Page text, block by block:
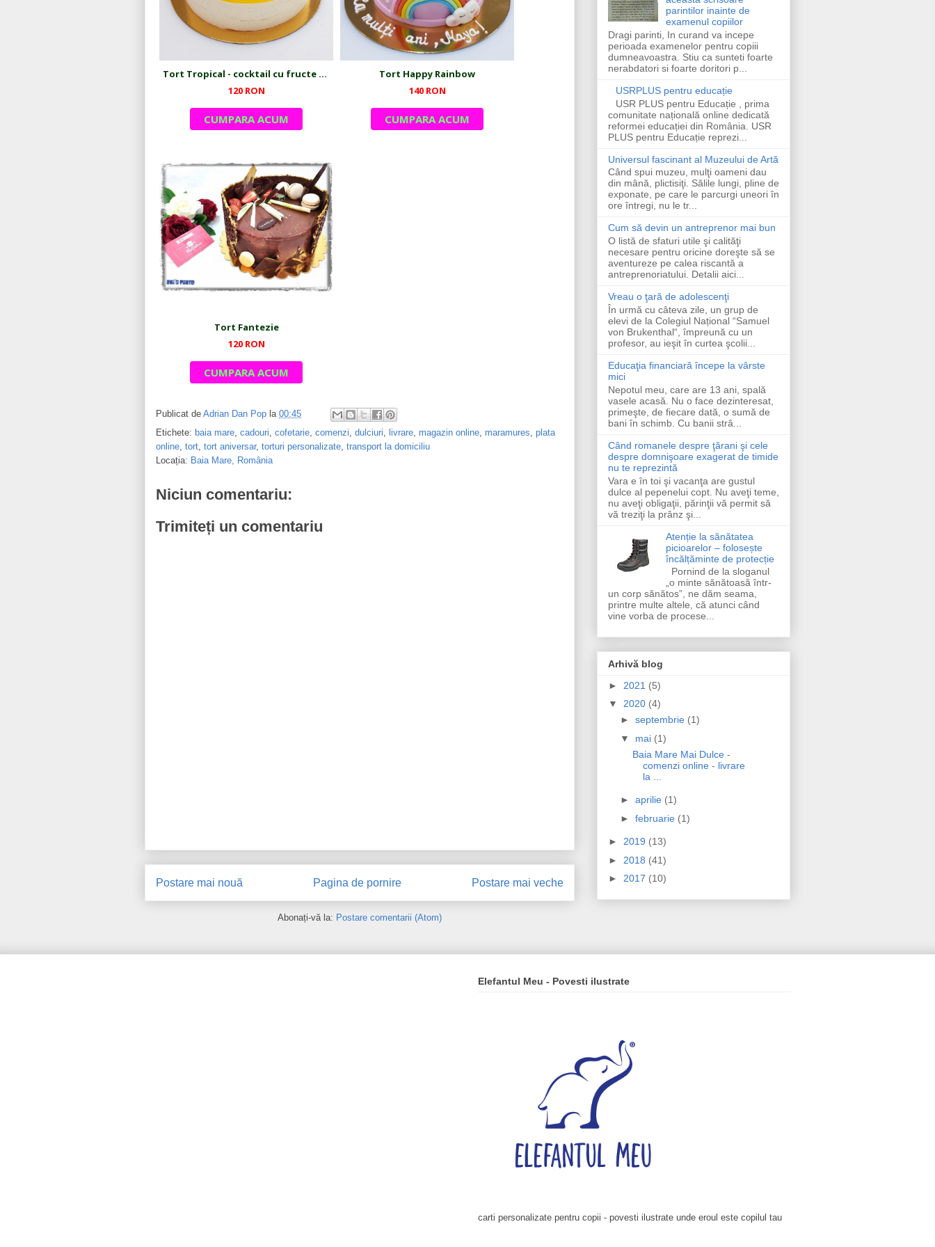
Tort Tropical - cocktail cu fructe exotice
120 RON
CUMPARA ACUM
Tort Happy Rainbow
140 RON
CUMPARA ACUM
Tort Fantezie
120 RON
CUMPARA ACUM
Publicat de Adrian Dan Pop la 00:45
Etichete: baia mare, cadouri, cofetarie, comenzi, dulciuri, livrare, magazin online, maramures, plata
online, tort, tort aniversar, torturi personalizate, transport la domiciliu
Locația: Baia Mare, România
Niciun comentariu:
Trimiteți un comentariu
Postare mai nouă Postare mai veche
Pagina de pornire
Abonați-vă la: Postare comentarii (Atom)
parintilor inainte de
examenul copiilor
Dragi parinti, In curand va incepe
perioada examenelor pentru copiii
dumneavoastra. Stiu ca sunteti foarte
nerabdatori si foarte doritori p...
USRPLUS pentru educație
USR PLUS pentru Educație , prima
comunitate națională online dedicată
reformei educației din România. USR
PLUS pentru Educație reprezi...
Universul fascinant al Muzeului de Artă
Când spui muzeu, mulţi oameni dau
din mână, plictisiţi. Sălile lungi, pline de
exponate, pe care le parcurgi uneori în
ore întregi, nu le tr...
Cum să devin un antreprenor mai bun
O listă de sfaturi utile şi calităţi
necesare pentru oricine doreşte să se
aventureze pe calea riscantă a
antreprenoriatului. Detalii aici...
Vreau o ţară de adolescenţi
În urmă cu câteva zile, un grup de
elevi de la Colegiul Național “Samuel
von Brukenthal“, împreună cu un
profesor, au ieşit în curtea şcolii...
Educaţia financiară începe la vârste
mici
Nepotul meu, care are 13 ani, spală
vasele acasă. Nu o face dezinteresat,
primeşte, de fiecare dată, o sumă de
bani în schimb. Cu banii strâ...
Când romanele despre ţărani şi cele
despre domnişoare exagerat de timide
nu te reprezintă
Vara e în toi şi vacanţa are gustul
dulce al pepenelui copt. Nu aveţi teme,
nu aveţi obligaţii, părinţii vă permit să
vă treziţi la prânz şi...
Atenție la sănătatea
picioarelor – folosește
încălțăminte de protecție
Pornind de la sloganul
„o minte sănătoasă într-
un corp sănătos”, ne dăm seama,
printre multe altele, că atunci când
vine vorba de procese...
Arhivă blog
► 2021 (5)
▼ 2020 (4)
► septembrie (1)
▼ mai (1)
Baia Mare Mai Dulce -
comenzi online - livrare
la ...
► aprilie (1)
► februarie (1)
► 2019 (13)
► 2018 (41)
► 2017 (10)
Elefantul Meu - Povesti ilustrate
carti personalizate pentru copii - povesti ilustrate unde eroul este copilul tau